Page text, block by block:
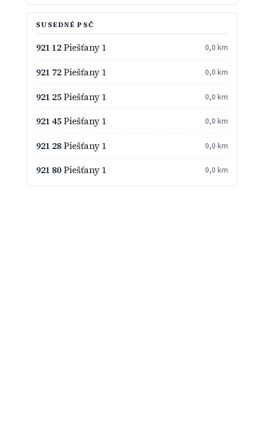
SUSEDNÉ PSČ
921 12Piešťany 1 0,0 km
921 72Piešťany 1 0,0 km
921 25Piešťany 1 0,0 km
921 45Piešťany 1 0,0 km
921 28Piešťany 1 0,0 km
921 80Piešťany 1 0,0 km